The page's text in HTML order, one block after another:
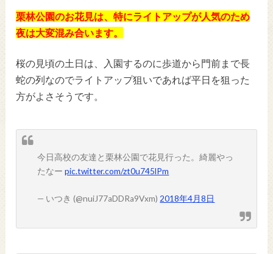
栗林公園のお花見は、特にライトアップが人気のため
夜は大変混み合います。
桜の見頃の土日は、入園するのに歩道から門前まで長
蛇の列なのでライトアップ狙いであれば平日を狙った
方がよさそうです。
今日高校の友達と栗林公園で花見行った。綺麗やっ
たなーpic.twitter.com/zt0u745lPm
— いつき (@nuiJ77aDDRa9Vxm) 2018年4月8日